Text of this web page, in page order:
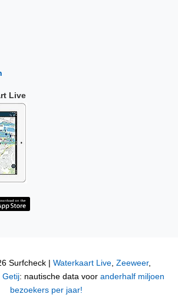
Live
Surfcheck | Waterkaart Live, Zeeweer,
Getij: nautische data voor anderhalf miljoen
bezoekers per jaar!